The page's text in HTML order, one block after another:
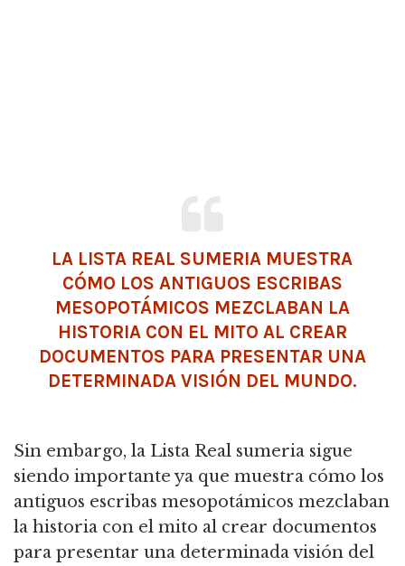
LA LISTA REAL SUMERIA MUESTRA
CÓMO LOS ANTIGUOS ESCRIBAS
MESOPOTÁMICOS MEZCLABAN LA
HISTORIA CON EL MITO AL CREAR
DOCUMENTOS PARA PRESENTAR UNA
DETERMINADA VISIÓN DEL MUNDO.
Sin embargo, la Lista Real sumeria sigue
siendo importante ya que muestra cómo los
antiguos escribas mesopotámicos mezclaban
la historia con el mito al crear documentos
para presentar una determinada visión del